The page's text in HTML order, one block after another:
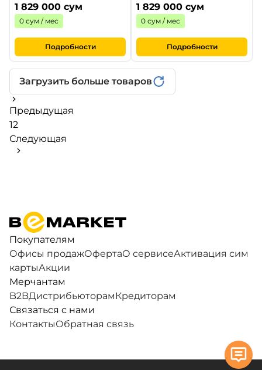
1 829 000 сум
0 сум / мес
Подробности
1 829 000 сум
0 сум / мес
Подробности
Загрузить больше товаров
Предыдущая
12
Следующая
Покупателям
Офисы продажОфертаО сервисеАктивация сим
картыАкции
Мерчантам
B2BДистрибьюторамКредиторам
Связаться с нами
КонтактыОбратная связь